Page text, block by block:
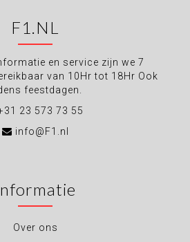
F1.NL
en service zijn we 7
van 10Hr tot 18Hr Ook
feestdagen.
23 573 73 55
info@F1.nl
Over ons